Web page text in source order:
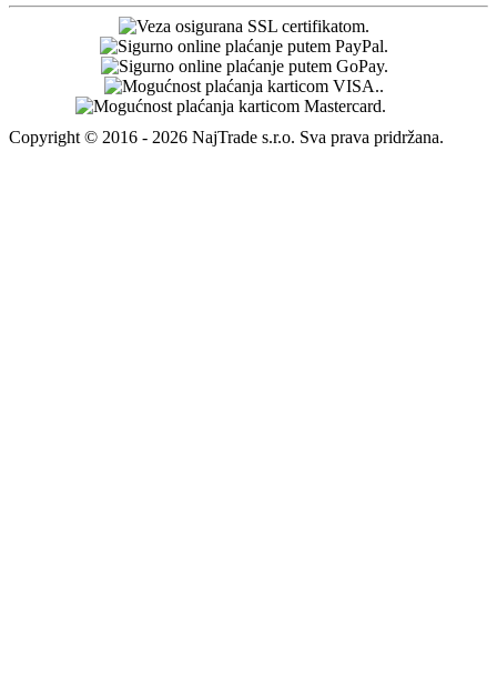
Copyright © 2016 - 2026 NajTrade s.r.o. Sva prava pridržana.